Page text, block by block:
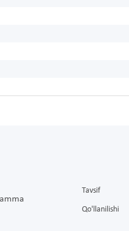
Tavsif
Qo'llanilishi